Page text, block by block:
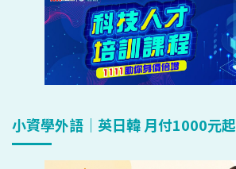
小資學外語｜英日韓 月付1000元起